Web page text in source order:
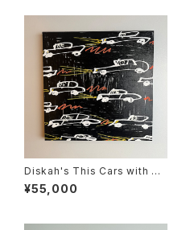
Diskah's This Cars with So
nonamo
¥55,000